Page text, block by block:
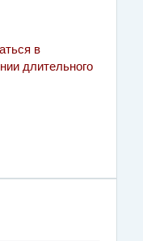
в
длительного